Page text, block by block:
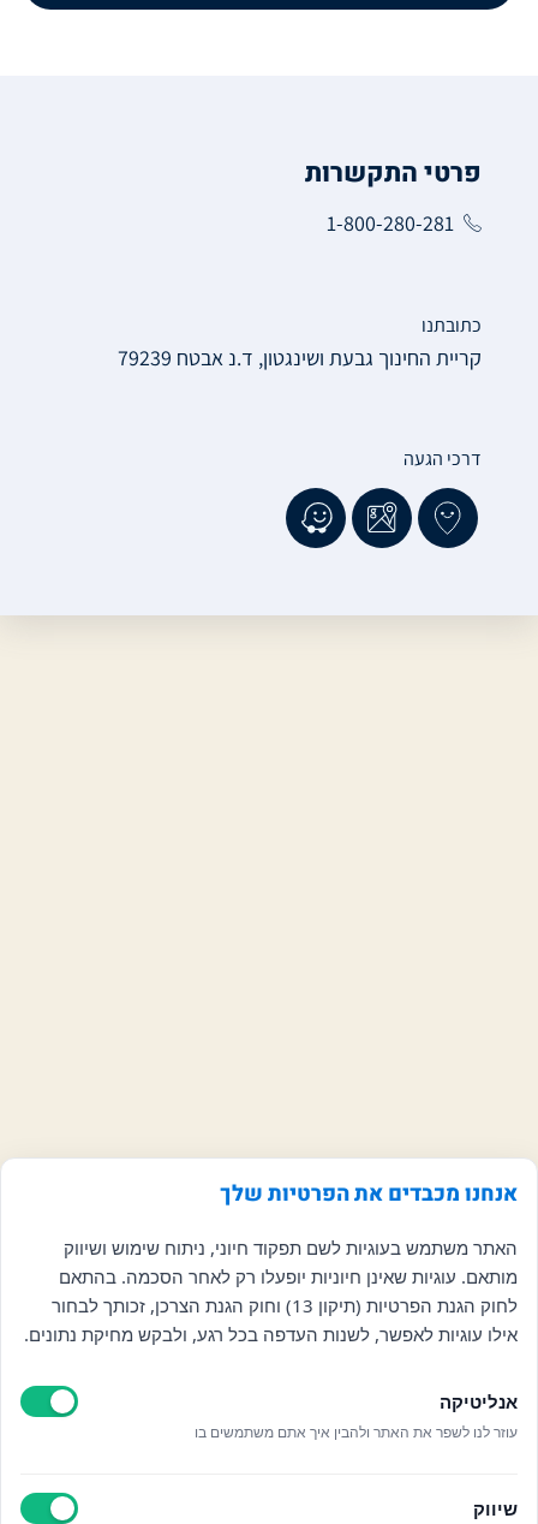
פרטי התקשרות
1-800-280-281
כתובתנו
קריית החינוך גבעת ושינגטון, ד.נ אבטח 79239
דרכי הגעה
אנחנו מכבדים את הפרטיות שלך
האתר משתמש בעוגיות לשם תפקוד חיוני, ניתוח שימוש ושיווק
מותאם. עוגיות שאינן חיוניות יופעלו רק לאחר הסכמה. בהתאם
לחוק הגנת הפרטיות (תיקון 13) וחוק הגנת הצרכן, זכותך לבחור
אילו עוגיות לאפשר, לשנות העדפה בכל רגע, ולבקש מחיקת נתונים.
אנליטיקה
עוזר לנו לשפר את האתר ולהבין איך אתם משתמשים בו
שיווק